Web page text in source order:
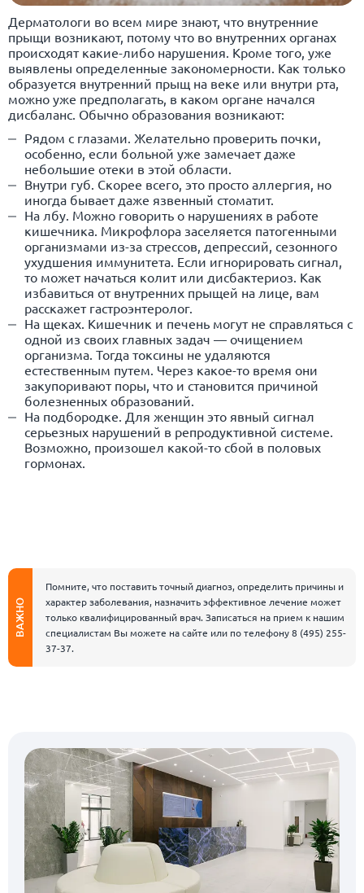
Дерматологи во всем мире знают, что внутренние
прыщи возникают, потому что во внутренних органах
происходят какие-либо нарушения. Кроме того, уже
выявлены определенные закономерности. Как только
образуется внутренний прыщ на веке или внутри рта,
можно уже предполагать, в каком органе начался
дисбаланс. Обычно образования возникают:
Рядом с глазами. Желательно проверить почки,
особенно, если больной уже замечает даже
небольшие отеки в этой области.
Внутри губ. Скорее всего, это просто аллергия, но
иногда бывает даже язвенный стоматит.
На лбу. Можно говорить о нарушениях в работе
кишечника. Микрофлора заселяется патогенными
организмами из-за стрессов, депрессий, сезонного
ухудшения иммунитета. Если игнорировать сигнал,
то может начаться колит или дисбактериоз. Как
избавиться от внутренних прыщей на лице, вам
расскажет гастроэнтеролог.
На щеках. Кишечник и печень могут не справляться с
одной из своих главных задач — очищением
организма. Тогда токсины не удаляются
естественным путем. Через какое-то время они
закупоривают поры, что и становится причиной
болезненных образований.
На подбородке. Для женщин это явный сигнал
серьезных нарушений в репродуктивной системе.
Возможно, произошел какой-то сбой в половых
гормонах.
ВАЖНО
Помните, что поставить точный диагноз, определить причины и
характер заболевания, назначить эффективное лечение может
только квалифицированный врач. Записаться на прием к нашим
специалистам Вы можете на сайте или по телефону8 (495) 255-
37-37.